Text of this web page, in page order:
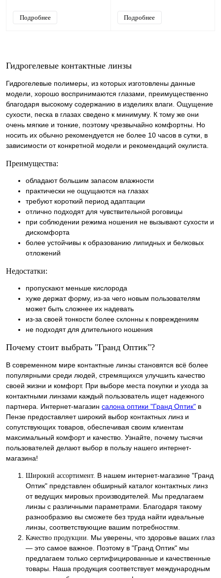
Подробнее Подробнее
Гидрогелевые контактные линзы
Гидрогелевые полимеры, из которых изготовлены данные
модели, хорошо воспринимаются глазами, преимущественно
благодаря высокому содержанию в изделиях влаги. Ощущение
сухости, песка в глазах сведено к минимуму. К тому же они
очень мягкие и тонкие, поэтому чрезвычайно комфортны. Но
носить их обычно рекомендуется не более 10 часов в сутки, в
зависимости от конкретной модели и рекомендаций окулиста.
Преимущества:
обладают большим запасом влажности
практически не ощущаются на глазах
требуют короткий период адаптации
отлично подходят для чувствительной роговицы
при соблюдении режима ношения не вызывают сухости и
дискомфорта
более устойчивы к образованию липидных и белковых
отложений
Недостатки:
пропускают меньше кислорода
хуже держат форму, из-за чего новым пользователям
может быть сложнее их надевать
из-за своей тонкости более склонны к повреждениям
не подходят для длительного ношения
Почему стоит выбрать "Гранд Оптик"?
В современном мире контактные линзы становятся всё более
популярными среди людей, стремящихся улучшить качество
своей жизни и комфорт. При выборе места покупки и ухода за
контактными линзами каждый пользователь ищет надежного
партнера. Интернет-магазин салона оптики "Гранд Оптик" в
Пензе предоставляет широкий выбор контактных линз и
сопутствующих товаров, обеспечивая своим клиентам
максимальный комфорт и качество. Узнайте, почему тысячи
пользователей делают выбор в пользу нашего интернет-
магазина!
Широкий ассортимент. В нашем интернет-магазине "Гранд
Оптик" представлен обширный каталог контактных линз
от ведущих мировых производителей. Мы предлагаем
линзы с различными параметрами. Благодаря такому
разнообразию вы сможете без труда найти идеальные
линзы, соответствующие вашим потребностям.
Качество продукции. Мы уверены, что здоровье ваших глаз
— это самое важное. Поэтому в "Гранд Оптик" мы
предлагаем только сертифицированные и качественные
товары. Наша продукция соответствует международным